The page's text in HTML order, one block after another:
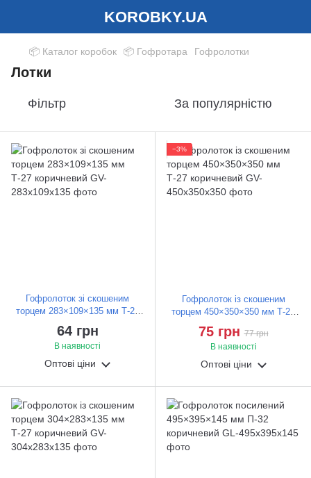
KOROBKY.UA
📦 Каталог коробок 📦 Гофротара Гофролотки
Лотки
Фільтр За популярністю
Гофролоток зі скошеним
торцем 283×109×135 мм Т-27
коричневий
64 грн
В наявності
Оптові ціни
−3%
Гофролоток із скошеним
торцем 450×350×350 мм Т-27
коричневий
75 грн 77 грн
В наявності
Оптові ціни